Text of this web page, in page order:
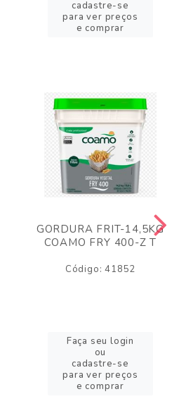
cadastre-se
para ver preços
e comprar
GORDURA FRIT-14,5KG
COAMO FRY 400-Z T
Código: 41852
Faça seu login
ou
cadastre-se
para ver preços
e comprar